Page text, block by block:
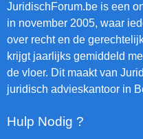
JuridischForum.be is een
in november 2005, waar
over recht en de
krijgt jaarlijks gemiddeld
de vloer. Dit maakt van
juridisch advieskantoor in
Hulp Nodig ?